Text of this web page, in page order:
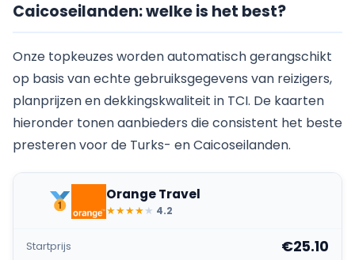
Caicoseilanden: welke is het best?
Onze topkeuzes worden automatisch gerangschikt
op basis van echte gebruiksgegevens van reizigers,
planprijzen en dekkingskwaliteit in TCI. De kaarten
hieronder tonen aanbieders die consistent het beste
presteren voor de Turks- en Caicoseilanden.
Orange Travel
★★★★★ 4.2
Startprijs €25.10